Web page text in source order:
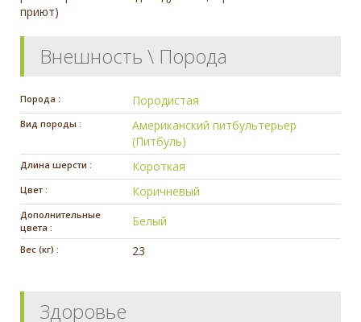
приют)
Внешность \ Порода
Порода : Породистая
Вид породы :
Американский питбультерьер
(Питбуль)
Длина шерсти : Короткая
Цвет : Коричневый
Дополнительные
цвета :
Белый
Вес (кг) : 23
Здоровье